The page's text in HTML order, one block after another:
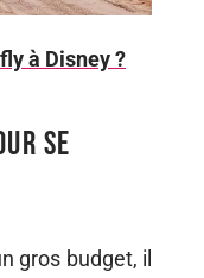
à Disney ?
se
gros budget, il